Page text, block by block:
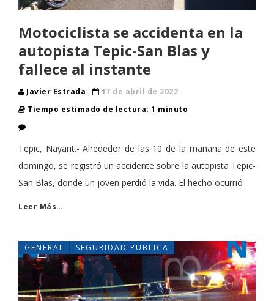
Motociclista se accidenta en la
autopista Tepic-San Blas y
fallece al instante
Javier Estrada
17 de abril de 2022
Tiempo estimado de lectura: 1 minuto
Tepic, Nayarit.- Alrededor de las 10 de la mañana de este
domingo, se registró un accidente sobre la autopista Tepic-
San Blas, donde un joven perdió la vida. El hecho ocurrió
Leer Más…
GENERAL SEGURIDAD PUBLICA